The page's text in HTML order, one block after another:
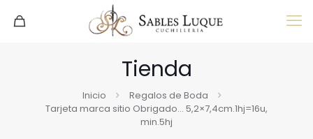
Tienda
Inicio
Regalos de Boda
Tarjeta marca sitio Obrigado… 5,2×7,4cm.1hj=16u,
min.5hj